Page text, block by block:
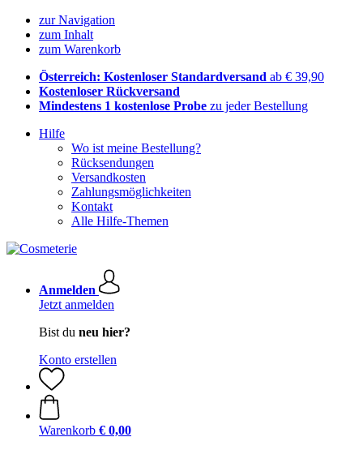
zur Navigation
zum Inhalt
zum Warenkorb
Österreich: Kostenloser Standardversand ab € 39,90
Kostenloser Rückversand
Mindestens 1 kostenlose Probe zu jeder Bestellung
Hilfe
Wo ist meine Bestellung?
Rücksendungen
Versandkosten
Zahlungsmöglichkeiten
Kontakt
Alle Hilfe-Themen
Anmelden
Jetzt anmelden
Bist du neu hier?
Konto erstellen
Warenkorb € 0,00